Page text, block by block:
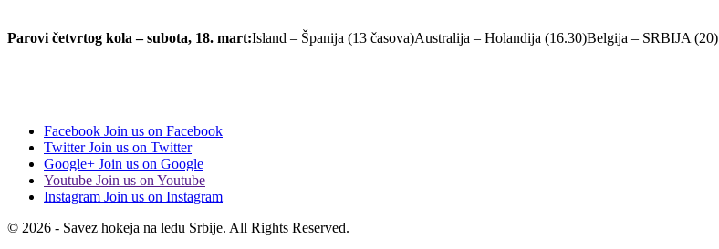
Parovi četvrtog kola – subota, 18. mart:Island – Španija (13 časova)Australija – Holandija (16.30)Belgija – SRBIJA (20)
Facebook Join us on Facebook
Twitter Join us on Twitter
Google+ Join us on Google
Youtube Join us on Youtube
Instagram Join us on Instagram
© 2026 - Savez hokeja na ledu Srbije. All Rights Reserved.